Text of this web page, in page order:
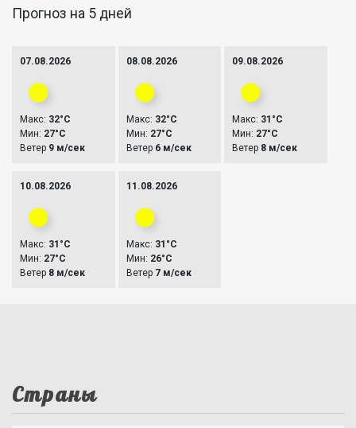
Прогноз на 5 дней
07.08.2026
Макс: 32°C
Мин: 27°C
Ветер 9 м/сек
08.08.2026
Макс: 32°C
Мин: 27°C
Ветер 6 м/сек
09.08.2026
Макс: 31°C
Мин: 27°C
Ветер 8 м/сек
10.08.2026
Макс: 31°C
Мин: 27°C
Ветер 8 м/сек
11.08.2026
Макс: 31°C
Мин: 26°C
Ветер 7 м/сек
Страны